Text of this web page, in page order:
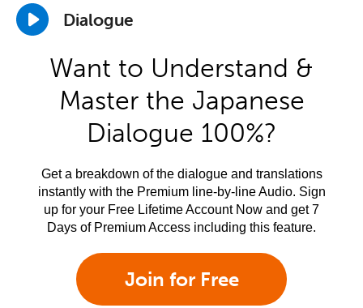
Dialogue
Want to Understand &
Master the Japanese
Dialogue 100%?
Get a breakdown of the dialogue and translations
instantly with the Premium line-by-line Audio. Sign
up for your Free Lifetime Account Now and get 7
Days of Premium Access including this feature.
Join for Free